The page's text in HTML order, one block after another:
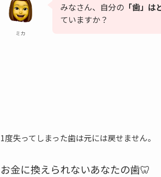
ミカ
みなさん、自分の 「歯」
ていますか？
1度失ってしまった歯は元には戻せません。
お金に換えられないあなたの歯🦷